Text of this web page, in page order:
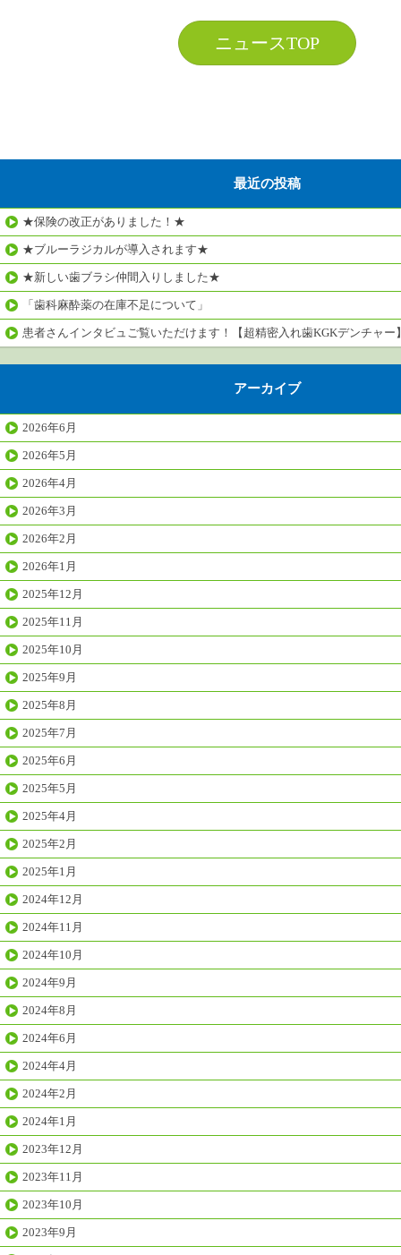
ニュースTOP
最近の投稿
★保険の改正がありました！★
★ブルーラジカルが導入されます★
★新しい歯ブラシ仲間入りしました★
「歯科麻酔薬の在庫不足について」
患者さんインタビュご覧いただけます！【超精密入れ歯KGKデンチャー
アーカイブ
2026年6月
2026年5月
2026年4月
2026年3月
2026年2月
2026年1月
2025年12月
2025年11月
2025年10月
2025年9月
2025年8月
2025年7月
2025年6月
2025年5月
2025年4月
2025年2月
2025年1月
2024年12月
2024年11月
2024年10月
2024年9月
2024年8月
2024年6月
2024年4月
2024年2月
2024年1月
2023年12月
2023年11月
2023年10月
2023年9月